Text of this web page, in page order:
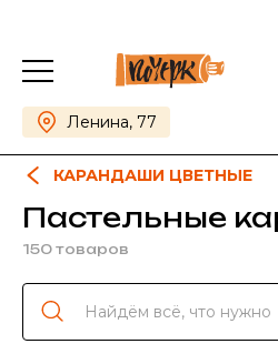
Ленина, 77
КАРАНДАШИ ЦВЕТНЫЕ
Пастельные
150 товаров